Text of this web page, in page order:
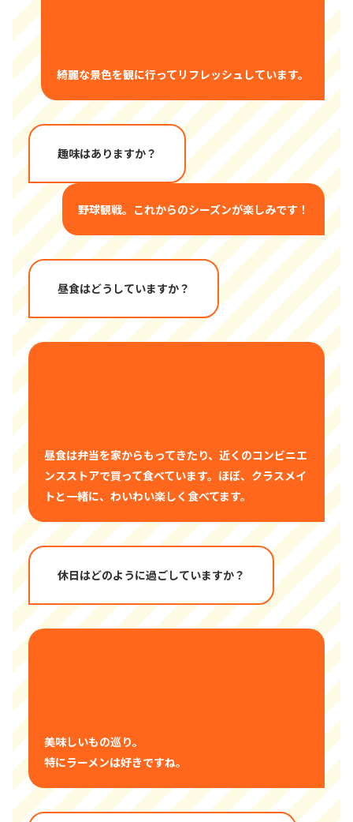
綺麗な景色を観に行ってリフレッシュしています。
趣味はありますか？
野球観戦。これからのシーズンが楽しみです！
昼食はどうしていますか？
昼食は弁当を家からもってきたり、近くのコンビニエ
ンスストアで買って食べています。ほぼ、クラスメイ
トと一緒に、わいわい楽しく食べてます。
休日はどのように過ごしていますか？
美味しいもの巡り。
特にラーメンは好きですね。